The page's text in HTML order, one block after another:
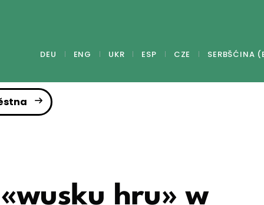
DEU ENG UKR ESP CZE SERBŠĆINA
hru» w